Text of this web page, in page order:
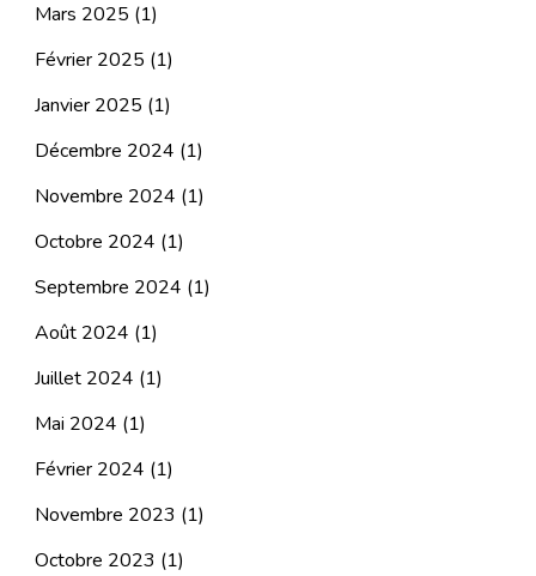
Mars 2025 (1)
Février 2025 (1)
Janvier 2025 (1)
Décembre 2024 (1)
Novembre 2024 (1)
Octobre 2024 (1)
Septembre 2024 (1)
Août 2024 (1)
Juillet 2024 (1)
Mai 2024 (1)
Février 2024 (1)
Novembre 2023 (1)
Octobre 2023 (1)